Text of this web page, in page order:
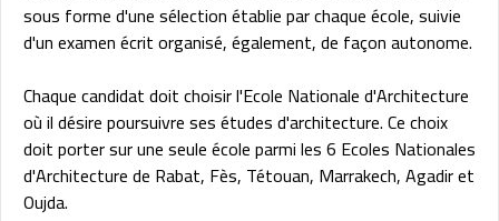
sous forme d'une sélection établie par chaque école, suivie
d'un examen écrit organisé, également, de façon autonome.
Chaque candidat doit choisir l'Ecole Nationale d'Architecture
où il désire poursuivre ses études d'architecture. Ce choix
doit porter sur une seule école parmi les 6 Ecoles Nationales
d'Architecture de Rabat, Fès, Tétouan, Marrakech, Agadir et
Oujda.